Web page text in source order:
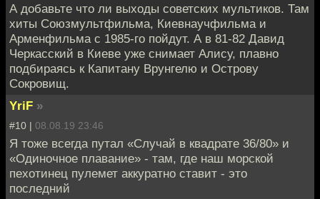
А добавьте что ли выходы советских мультиков. Там
хиты Союзмультфильма, Киевнаучфильма и
Арменфильма с 1985-го пойдут. А в 81-82 Давид
Черкасский в Киеве уже снимает Алису, плавно
подбираясь к Капитану Врунгелю и Острову
Сокровищ.
YriF »
#10 | 08.08.19 23:46
Я тоже всегда путал «Случай в квадрате 36/80» и
«Одиночное плавание» - там, где наш морской
пехотинец пулемет аккуратно ставит - это
последний